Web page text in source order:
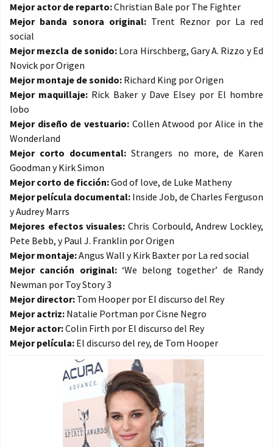
Mejor actor de reparto:Christian Bale por The Fighter
Mejor banda sonora original:Trent Reznor por La red
social
Mejor mezcla de sonido:Lora Hirschberg, Gary A. Rizzo y Ed
Novick por Origen
Mejor montaje de sonido: Richard King por Origen
Mejor maquillaje: Rick Baker y Dave Elsey por El hombre
lobo
Mejor diseño de vestuario: Collen Atwood por Alice in the
Wonderland
Mejor corto documental: Strangers no more, de Karen
Goodman y Kirk Simon
Mejor corto de ficción:God of love, de Luke Matheny
Mejor película documental: Inside Job, de Charles Ferguson
y Audrey Marrs
Mejores efectos visuales: Chris Corbould, Andrew Lockley,
Pete Bebb, y Paul J. Franklin por Origen
Mejor montaje:Angus Wall y Kirk Baxter por La red social
Mejor canción original:‘We belong together’ de Randy
Newman por Toy Story 3
Mejor director: Tom Hooper por El discurso del Rey
Mejor actriz: Natalie Portman por Cisne Negro
Mejor actor:Colin Firth por El discurso del Rey
Mejor película: El discurso del rey, de Tom Hooper